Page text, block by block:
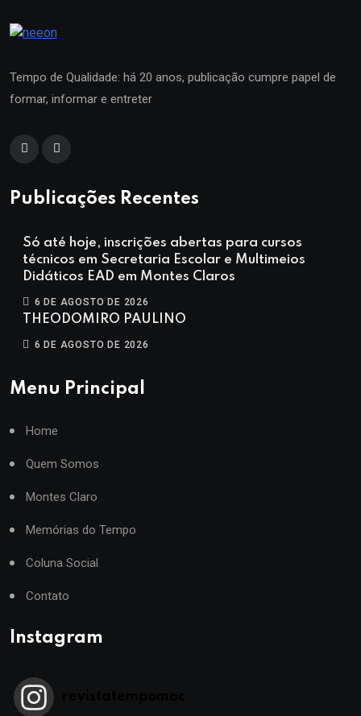
Tempo de Qualidade: há 20 anos, publicação cumpre papel de
formar, informar e entreter
Publicações Recentes
Só até hoje, inscrições abertas para cursos
técnicos em Secretaria Escolar e Multimeios
Didáticos EAD em Montes Claros
6 DE AGOSTO DE 2026
THEODOMIRO PAULINO
6 DE AGOSTO DE 2026
Menu Principal
Home
Quem Somos
Montes Claro
Memórias do Tempo
Coluna Social
Contato
Instagram